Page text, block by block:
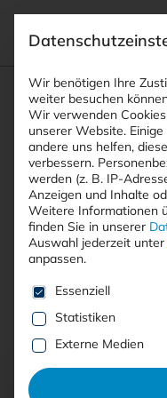
Suchfeld
Breadcrumb-
STARTSEITE AUTOREN
Alle
Alle
Wir benötigen Ihre
weiter besuchen
Wir verwenden
unserer Website.
andere uns helfen,
verbessern.
werden (z. B. IP-
Anzeigen und Inhalte
Weitere Informationen
finden Sie in unserer
Auswahl jederzeit unter
anpassen.
Es folgt eine Liste
Essenziell
Statistiken
Externe Medien